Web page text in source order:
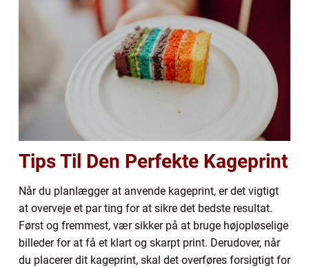
Tips Til Den Perfekte Kageprint
Når du planlægger at anvende kageprint, er det vigtigt
at overveje et par ting for at sikre det bedste resultat.
Først og fremmest, vær sikker på at bruge højopløselige
billeder for at få et klart og skarpt print. Derudover, når
du placerer dit kageprint, skal det overføres forsigtigt for